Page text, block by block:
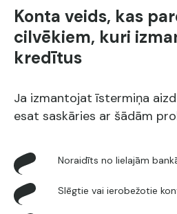
Konta veids, kas
cilvēkiem, kuri
kredītus
Ja izmantojat īstermiņa
esat saskāries ar šādām
Noraidīts no lielajām
Slēgtie vai ierobežotie